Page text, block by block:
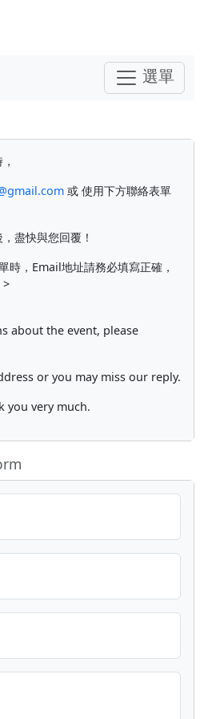
選單
或 使用下方聯絡表單
盡快與您回覆！
時，Email地址請務必填寫正確，
>
about the event, please
or you may miss our reply.
you very much.